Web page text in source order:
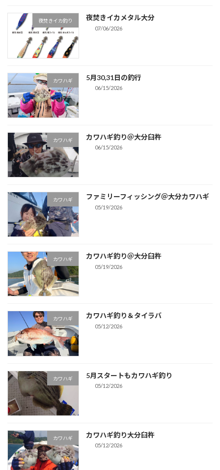
夜焚きイカ釣り 夜焚きイカメタル大分
07/06/2026
カワハギ 5月30,31日の釣行
06/15/2026
カワハギ カワハギ釣り＠大分臼杵
06/15/2026
カワハギ ファミリーフィッシング＠大分カワハギ
05/19/2026
カワハギ カワハギ釣り＠大分臼杵
05/19/2026
カワハギ カワハギ釣り＆タイラバ
05/12/2026
カワハギ 5月スタートもカワハギ釣り
05/12/2026
カワハギ カワハギ釣り大分臼杵
05/12/2026